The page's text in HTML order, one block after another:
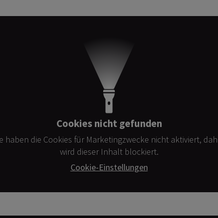
Cookies nicht gefunden
haben die Cookies für Marketingzwecke nicht aktiviert,
wird dieser Inhalt blockiert.
Cookie-Einstellungen